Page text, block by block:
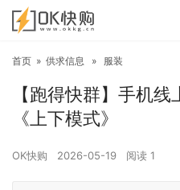
首页 » 供求信息 » 服装
【跑得快群】手机
《上下模式》
OK快购 2026-05-19 阅读 1